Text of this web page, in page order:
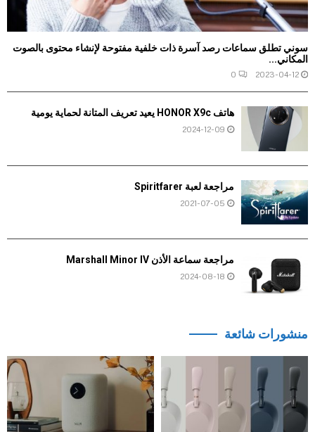
سوني تطلق سماعات رصد آسرة ذات خلفية مفتوحة لإنشاء محتوى بالصوت
المكاني...
2023-04-12
0
هاتف HONOR X9c يعيد تعريف المتانة لحماية يومية
2024-12-09
مراجعة لعبة Spiritfarer
2021-07-05
مراجعة سماعة الأذن Marshall Minor IV
2024-08-18
منشورات شائعة